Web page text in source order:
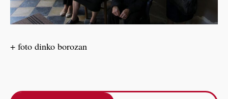
+ foto dinko borozan